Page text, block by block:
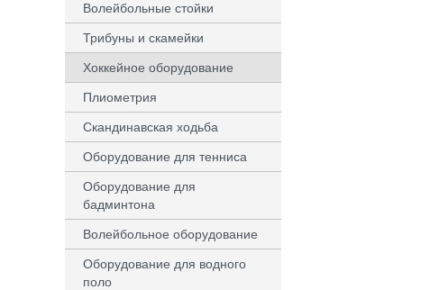
Волейбольные стойки
Трибуны и скамейки
Хоккейное оборудование
Плиометрия
Скандинавская ходьба
Оборудование для тенниса
Оборудование для
бадминтона
Волейбольное оборудование
Оборудование для водного
поло